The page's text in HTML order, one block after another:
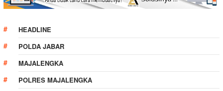
HEADLINE
POLDA JABAR
MAJALENGKA
POLRES MAJALENGKA